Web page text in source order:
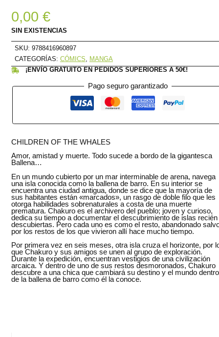
0,00 €
SIN EXISTENCIAS
SKU: 9788416960897
CATEGORÍAS: CÓMICS
MANGA
¡ENVÍO GRATUITO EN PEDIDOS SUPERIORES A 50€!
Pago seguro garantizado
CHILDREN OF THE WHALES
Amor, amistad y muerte. Todo sucede a bordo de la gigantesca
Ballena…
En un mundo cubierto por un mar interminable de arena, navega
una isla conocida como la ballena de barro. En su interior se
encuentra una ciudad antigua, donde se dice que la mayoría de
sus habitantes están «marcados», un rasgo de doble filo que les
otorga habilidades sobrenaturales a costa de una muerte
prematura. Chakuro es el archivero del pueblo; joven y curioso,
dedica su tiempo a documentar el descubrimiento de islas recién
descubiertas. Pero cada uno es como el resto, abandonado
por los restos de los que vivieron allí hace mucho tiempo.
Por primera vez en seis meses, otra isla cruza el horizonte, por
que Chakuro y sus amigos se unen al grupo de exploración.
Durante la expedición, encuentran vestigios de una civilización
arcaica. Y dentro de uno de sus restos desmoronados, Chakuro
descubre a una chica que cambiará su destino y el mundo dentro
de la ballena de barro como él la conoce.